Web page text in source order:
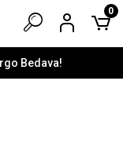
Bedava!
0